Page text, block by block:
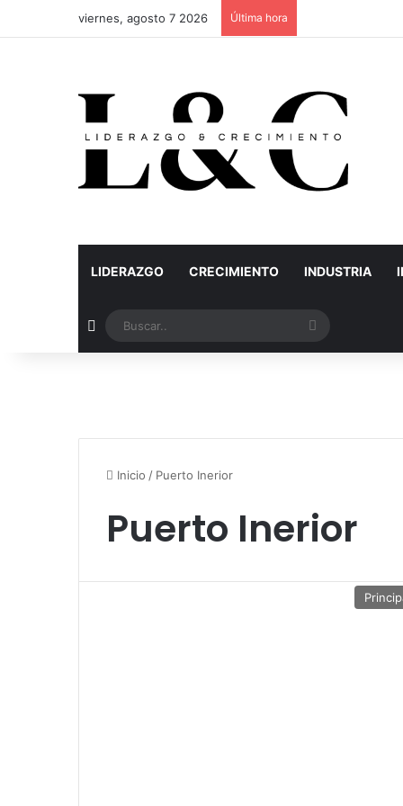
viernes, agosto 7 2026 Última hora
LIDERAZGO CRECIMIENTO INDUSTRIA
Artículo aleatorio
Inicio / Puerto Inerior
Puerto Inerior